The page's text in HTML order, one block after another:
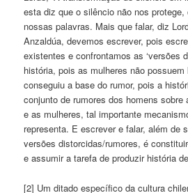
esta diz que o silêncio não nos protege,
nossas palavras. Mais que falar, diz
Anzaldúa, devemos escrever, pois
existentes e confrontamos as ‘versões
história, pois as mulheres não
conseguiu a base do rumor, pois a
conjunto de rumores dos homens sobre
e as mulheres, tal importante
representa. E escrever e falar, além de
versões distorcidas/rumores, é
e assumir a tarefa de produzir história
[2] Um ditado específico da cultura